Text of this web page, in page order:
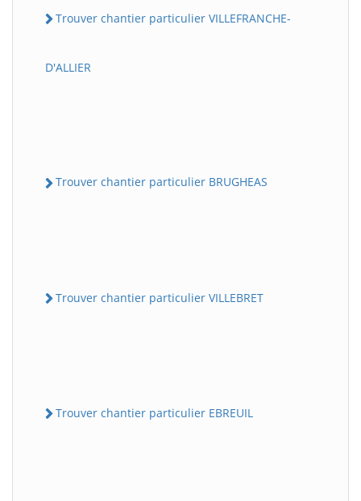
Trouver chantier particulier VILLEFRANCHE-
D'ALLIER
Trouver chantier particulier BRUGHEAS
Trouver chantier particulier VILLEBRET
Trouver chantier particulier EBREUIL